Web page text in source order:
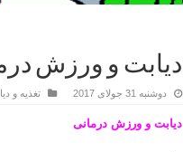
دیابت و ورزش
دوشنبه 31 جولای 2017 تغذیه و
دیابت و ورزش درمانی